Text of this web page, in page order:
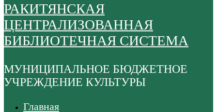
РАКИТЯНСКАЯ
ЦЕНТРАЛИЗОВАННАЯ
БИБЛИОТЕЧНАЯ СИСТЕМА
МУНИЦИПАЛЬНОЕ БЮДЖЕТНОЕ
УЧРЕЖДЕНИЕ КУЛЬТУРЫ
Главная